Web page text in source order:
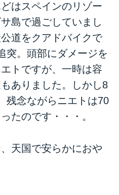
はスペインのリゾー
島で過ごしていまし
道をクアドバイクで
突。頭部にダメージを
トですが、一時は容
ありました。しかし8
残念ながらニエトは70
たのです・・・。
天国で安らかにおや